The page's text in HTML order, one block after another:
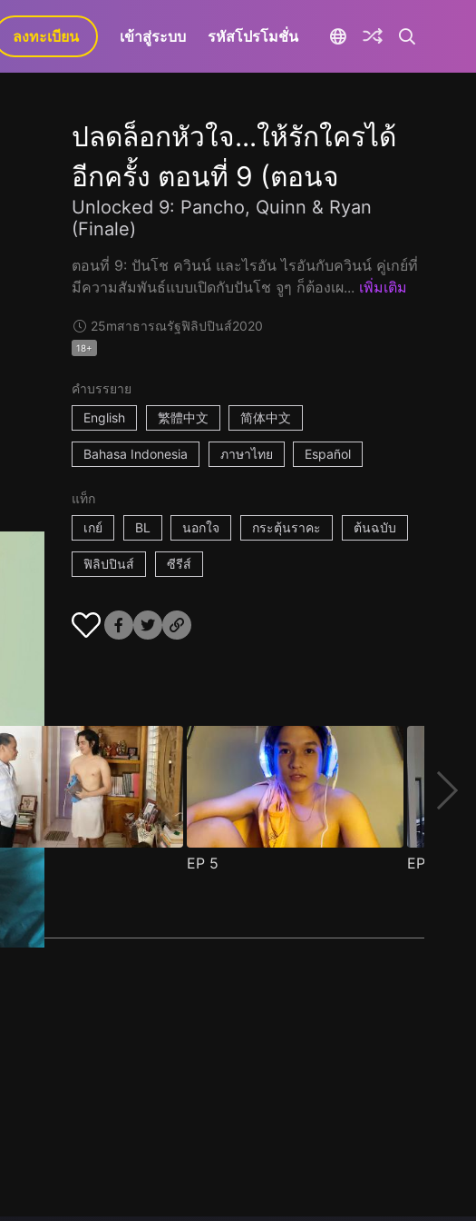
GaLa+
ลงทะเบียน เข้าสู่ระบบ รหัสโปรโมชั่น
ปลดล็อกหัวใจ...ให้รักใครได้
อีกครั้ง ตอนที่ 9 (ตอนจ
Unlocked 9: Pancho, Quinn & Ryan
(Finale)
ตอนที่ 9: ปันโช ควินน์ และไรอัน ไรอันกับควินน์ คู่เกย์ที่
มีความสัมพันธ์แบบเปิดกับปันโช จูๆ ก็ต้องเผ... เพิ่มเติม
25mสาธารณรัฐฟิลิปปินส์2020
18+
คำบรรยาย
English
繁體中文 简体中文
Bahasa Indonesia ภาษาไทย Español
แท็ก
เกย์
BL นอกใจ กระตุ้นราคะ ต้นฉบับ
ฟิลิปปินส์ ซีรีส์
EP 5 EP